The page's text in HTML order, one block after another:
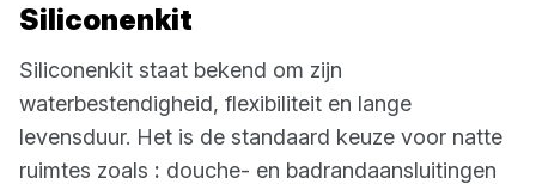
Siliconenkit
Siliconenkit staat bekend om zijn
waterbestendigheid, flexibiliteit en lange
levensduur. Het is de standaard keuze voor natte
ruimtes zoals : douche- en badrandaansluitingen